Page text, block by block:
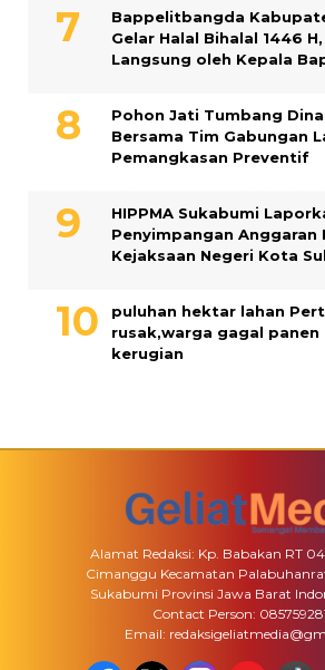
Bappelitbangda
Gelar Halal Bihalal 1446
Langsung oleh Kepala
Pohon Jati Tumbang
Bersama Tim Gabungan
Pemangkasan Preventif
HIPPMA Sukabumi
Penyimpangan Anggaran
Kejaksaan Negeri Kota
puluhan hektar lahan
rusak,warga gagal
kerugian
Alamat Redaksi: Kp. Babakan RT
Cimanggu Kecamatan
Sukabumi Provinsi Jawa Barat
Contact Person:
Email: